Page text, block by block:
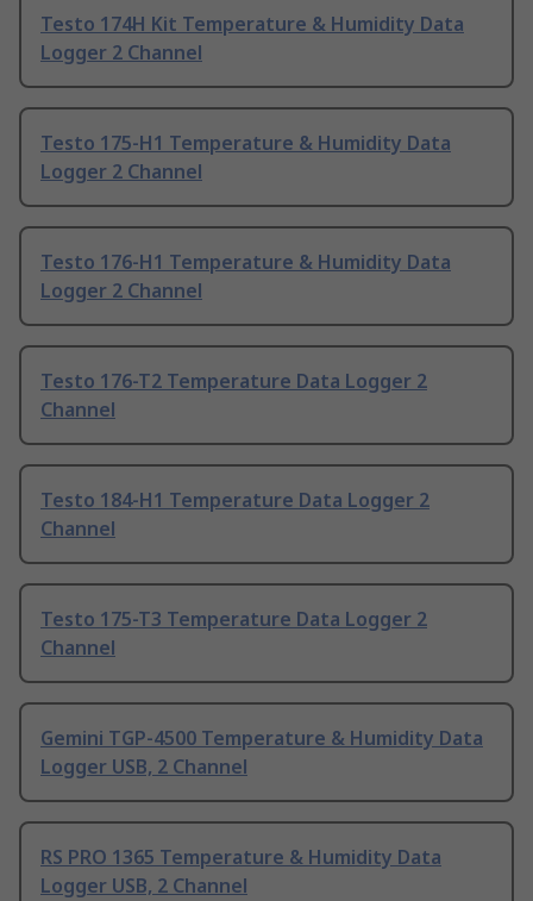
Testo 174H Kit Temperature & Humidity Data
Logger 2 Channel
Testo 175-H1 Temperature & Humidity Data
Logger 2 Channel
Testo 176-H1 Temperature & Humidity Data
Logger 2 Channel
Testo 176-T2 Temperature Data Logger 2
Channel
Testo 184-H1 Temperature Data Logger 2
Channel
Testo 175-T3 Temperature Data Logger 2
Channel
Gemini TGP-4500 Temperature & Humidity Data
Logger USB, 2 Channel
RS PRO 1365 Temperature & Humidity Data
Logger USB, 2 Channel